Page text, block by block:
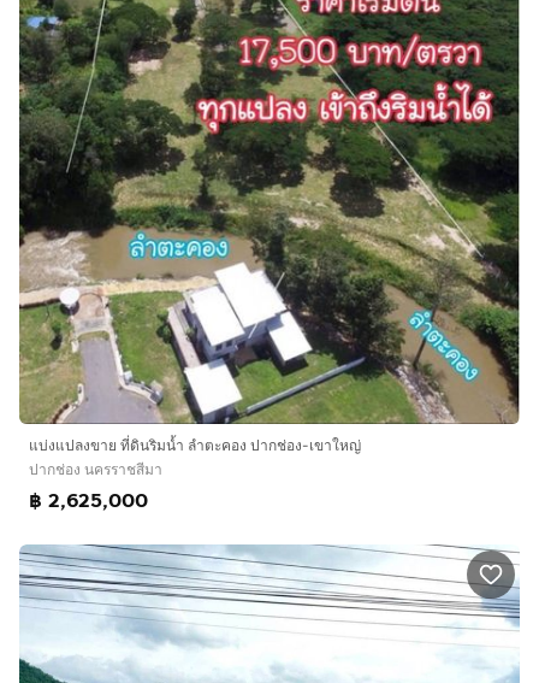
แบ่งแปลงขาย ที่ดินริมน้ำ ลำตะคอง ปากช่อง-เขาใหญ่
ปากช่อง นครราชสีมา
฿ 2,625,000